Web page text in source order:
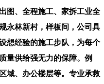
图、全程施工、家拆工业全
永林新村，样板间，公司具
想经验的施工步队，为每个
量供给强无力的保障。例
域、办公楼层等。专业承救